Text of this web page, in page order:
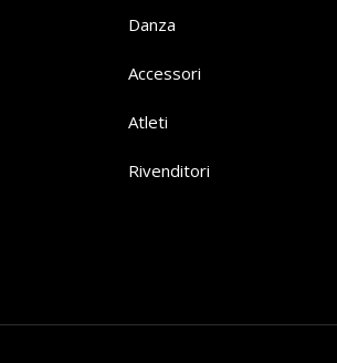
Danza
Accessori
Atleti
Rivenditori